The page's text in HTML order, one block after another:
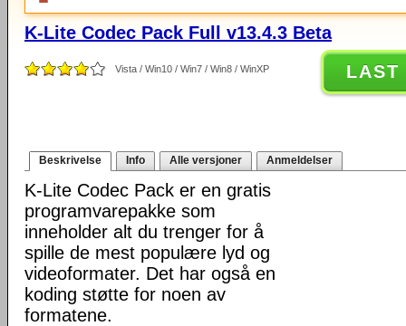
K-Lite Codec Pack Full v13.4.3 Beta
Vista / Win10 / Win7 / Win8 / WinXP LAST
Beskrivelse Info Alle versjoner Anmeldelser
K-Lite Codec Pack er en gratis
programvarepakke som
inneholder alt du trenger for å
spille de mest populære lyd og
videoformater. Det har også en
koding støtte for noen av
formatene.